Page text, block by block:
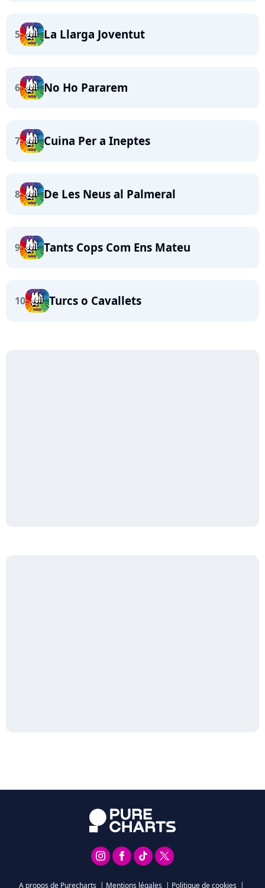
5 La Llarga Joventut
6 No Ho Pararem
7 Cuina Per a Ineptes
8 De Les Neus al Palmeral
9 Tants Cops Com Ens Mateu
10 Turcs o Cavallets
A propos de Purecharts | Mentions légales | Politique de cookies |